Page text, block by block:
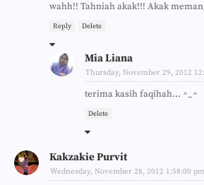
wahh!! Tahniah akak!!! Akak
Reply Delete
Mia Liana
Thursday, November 29, 2012
terima kasih faqihah... ^_^
Delete
Kakzakie Purvit
Wednesday, November 28, 2012 1:58:00 pm